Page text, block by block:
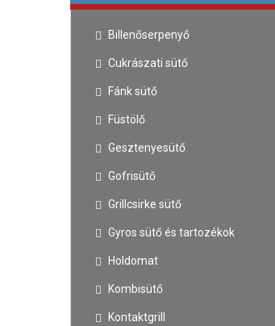
Billenőserpenyő
Cukrászati sütő
Fánk sütő
Füstölő
Gesztenyesütő
Gofrisütő
Grillcsirke sütő
Gyros sütő és tartozékok
Holdomat
Kombisütő
Kontaktgrill